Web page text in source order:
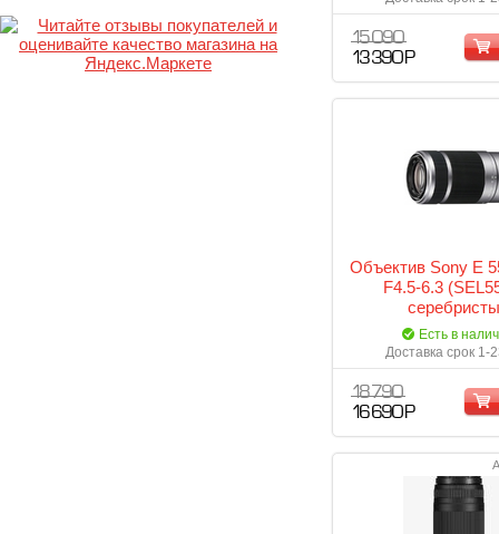
15 090
13 390 Р
Объектив Sony E
F4.5-6.3
Есть в
Доставка срок 1-
18 790
16 690 Р